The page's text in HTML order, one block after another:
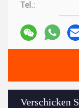
Tel.:
Verschicken